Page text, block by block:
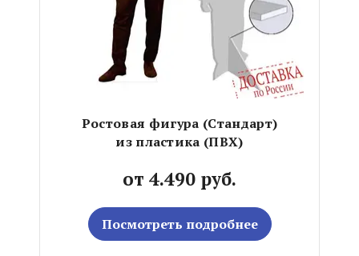
Ростовая фигура (Стандарт)
из пластика (ПВХ)
от 4.490 руб.
Посмотреть подробнее